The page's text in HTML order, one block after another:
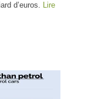
d’euros. Lire